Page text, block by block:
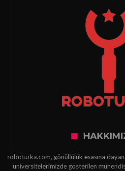
roboturka.com, gönüllülük esasına
üniversitelerimizde gösterilen